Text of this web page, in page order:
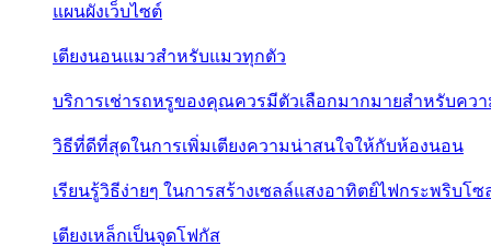
แผนผังเว็บไซต์
เตียงนอนแมวสำหรับแมวทุกตัว
บริการเช่ารถหรูของคุณควรมีตัวเลือกมากมายสำหรับคว
วิธีที่ดีที่สุดในการเพิ่มเตียงความน่าสนใจให้กับห้องนอน
เรียนรู้วิธีง่ายๆ ในการสร้างเซลล์แสงอาทิตย์ไฟกระพริบโซ
เตียงเหล็กเป็นจุดโฟกัส